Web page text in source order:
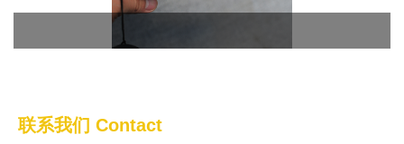
联系我们 Contact